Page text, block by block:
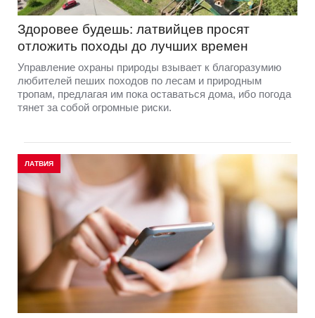
Здоровее будешь: латвийцев просят
отложить походы до лучших времен
Управление охраны природы взывает к благоразумию
любителей пеших походов по лесам и природным
тропам, предлагая им пока оставаться дома, ибо погода
тянет за собой огромные риски.
ЛАТВИЯ